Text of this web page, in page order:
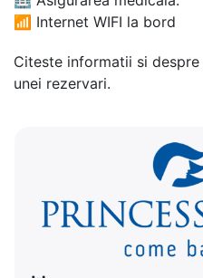
📶 Internet WIFI la bord
Citeste informatii si despre
unei rezervari.